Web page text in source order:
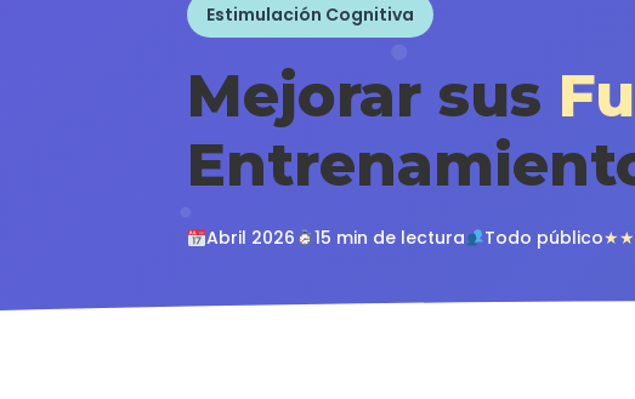
Estimulación Cognitiva
Mejorar sus
Abril 2026 15 min de lectura Todo público